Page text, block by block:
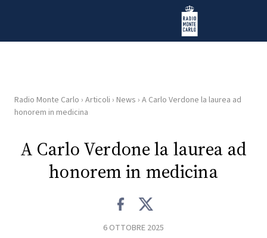
Radio Monte Carlo
HOME
RADIO
Radio Monte Carlo › Articoli › News › A Carlo Verdone la laurea ad
honorem in medicina
A Carlo Verdone la laurea ad
honorem in medicina
6 OTTOBRE 2025